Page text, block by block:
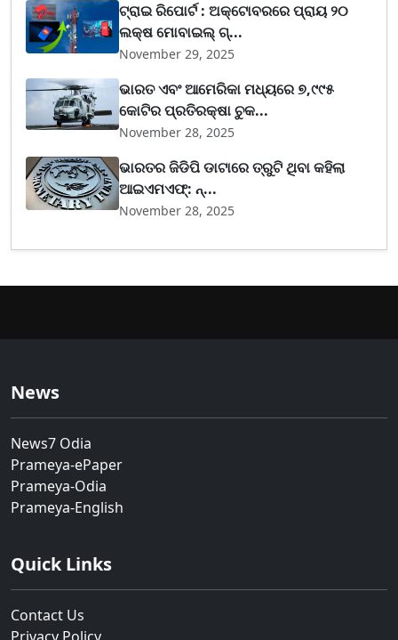
ଟ୍ରାଇ ରିପୋର୍ଟ : ଅକ୍ଟୋବରରେ ପ୍ରାୟ ୨୦
ଲକ୍ଷ ମୋବାଇଲ୍ ଗ୍...
November 29, 2025
ଭାରତ ଏବଂ ଆମେରିକା ମଧ୍ୟରେ ୭,୯୯୫
କୋଟିର ପ୍ରତିରକ୍ଷା ଚୁକ...
November 28, 2025
ଭାରତର ଜିଡିପି ଡାଟାରେ ତ୍ରୁଟି ଥିବା କହିଲା
ଆଇଏମଏଫ୍‌: ନ୍...
November 28, 2025
News
News7 Odia
Prameya-ePaper
Prameya-Odia
Prameya-English
Quick Links
Contact Us